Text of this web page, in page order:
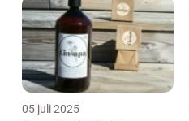
05 juli 2025